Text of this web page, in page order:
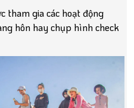
tham gia các hoạt động
hôn hay chụp hình check